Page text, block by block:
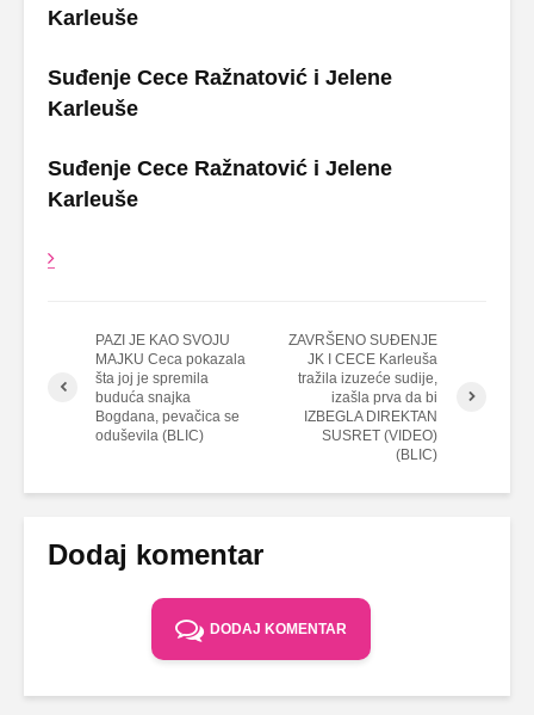
Karleuše
Suđenje Cece Ražnatović i Jelene
Karleuše
Suđenje Cece Ražnatović i Jelene
Karleuše
PAZI JE KAO SVOJU
MAJKU Ceca pokazala
šta joj je spremila
buduća snajka
Bogdana, pevačica se
oduševila (BLIC)
ZAVRŠENO SUĐENJE
JK I CECE Karleuša
tražila izuzeće sudije,
izašla prva da bi
IZBEGLA DIREKTAN
SUSRET (VIDEO)
(BLIC)
Dodaj komentar
DODAJ KOMENTAR